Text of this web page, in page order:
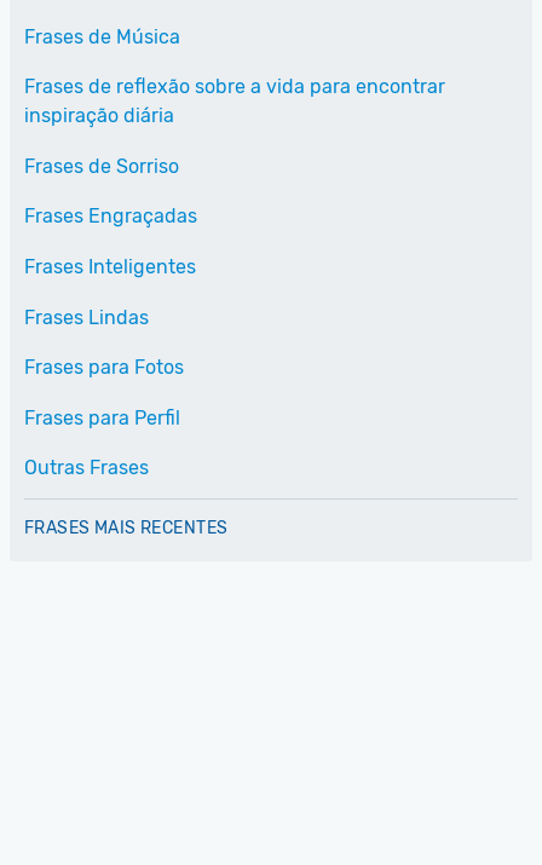
Frases de Música
Frases de reflexão sobre a vida para encontrar
inspiração diária
Frases de Sorriso
Frases Engraçadas
Frases Inteligentes
Frases Lindas
Frases para Fotos
Frases para Perfil
Outras Frases
FRASES MAIS RECENTES